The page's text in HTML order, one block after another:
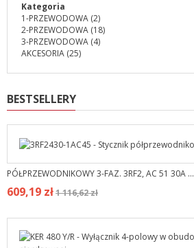
Kategoria
1-PRZEWODOWA (2)
2-PRZEWODOWA (18)
3-PRZEWODOWA (4)
AKCESORIA (25)
BESTSELLERY
PÓŁPRZEWODNIKOWY 3-FAZ. 3RF2, AC 51 30A ...
609,19 zł1 116,62 zł